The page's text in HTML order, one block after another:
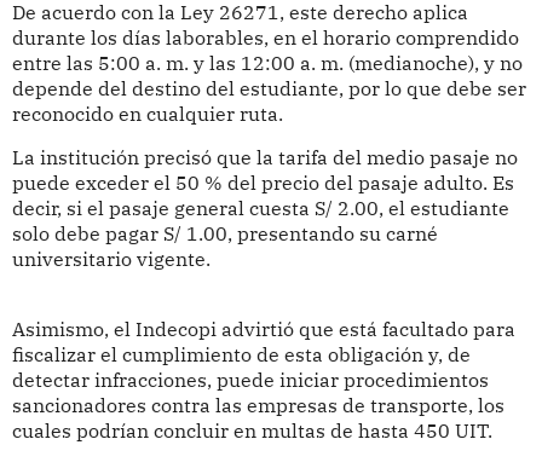
De acuerdo con la Ley 26271, este derecho aplica
durante los días laborables, en el horario comprendido
entre las 5:00 a. m. y las 12:00 a. m. (medianoche), y no
depende del destino del estudiante, por lo que debe ser
reconocido en cualquier ruta.
La institución precisó que la tarifa del medio pasaje no
puede exceder el 50 % del precio del pasaje adulto. Es
decir, si el pasaje general cuesta S/ 2.00, el estudiante
solo debe pagar S/ 1.00, presentando su carné
universitario vigente.
Asimismo, el Indecopi advirtió que está facultado para
fiscalizar el cumplimiento de esta obligación y, de
detectar infracciones, puede iniciar procedimientos
sancionadores contra las empresas de transporte, los
cuales podrían concluir en multas de hasta 450 UIT.